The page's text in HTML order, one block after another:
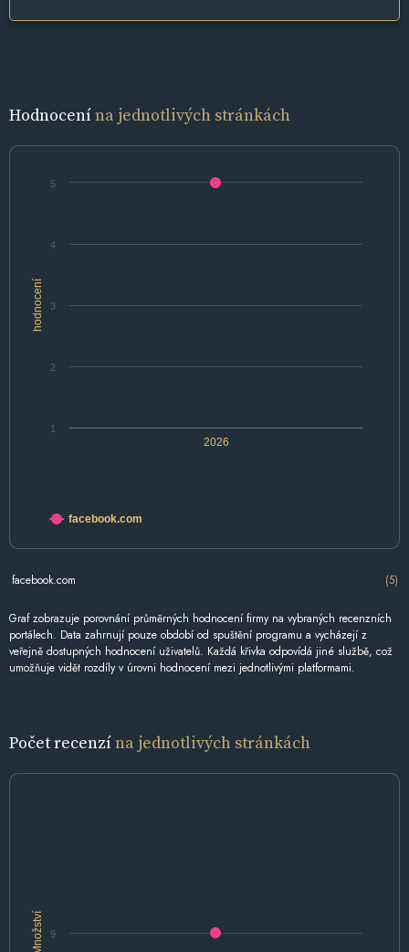
Hodnocenína jednotlivých stránkách
hodnocení
2026
1
2
3
4
5
facebook.com
facebook.com (5)
Graf zobrazuje porovnání průměrných hodnocení firmy na vybraných recenzních
portálech. Data zahrnují pouze období od spuštění programu a vycházejí z
veřejně dostupných hodnocení uživatelů. Každá křivka odpovídá jiné službě, což
umožňuje vidět rozdíly v úrovni hodnocení mezi jednotlivými platformami.
Počet recenzína jednotlivých stránkách
Množství 9